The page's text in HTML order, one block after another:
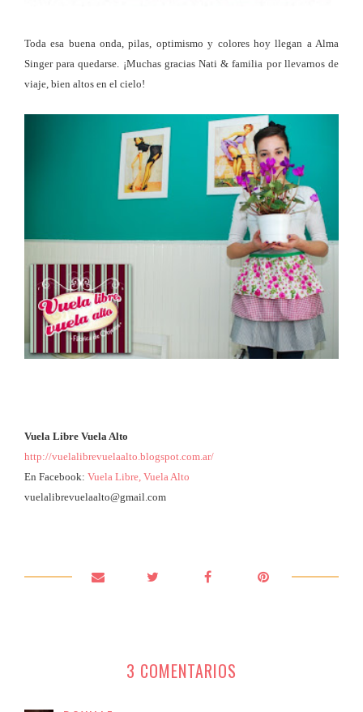
Toda esa buena onda, pilas, optimismo y colores hoy llegan a Alma
Singer para quedarse. ¡Muchas gracias Nati & familia por llevarnos de
viaje, bien altos en el cielo!
Vuela Libre Vuela Alto
http://vuelalibrevuelaalto.blogspot.com.ar/
En Facebook: Vuela Libre, Vuela Alto
vuelalibrevuelaalto@gmail.com
3 COMENTARIOS